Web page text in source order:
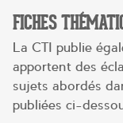
FICHES
La CTI publie
apportent des
sujets abordés
publiées ci-